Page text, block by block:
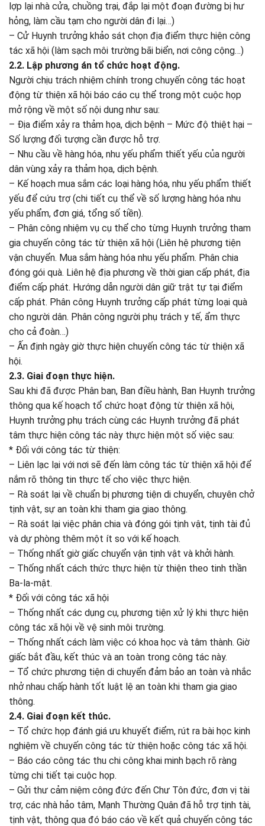
lợp lại nhà cửa, chuồng trại, đắp lại một đoạn đường bị hư
hỏng, làm cầu tạm cho người dân đi lại…)
– Cử Huynh trưởng khảo sát chọn địa điểm thực hiện công
tác xã hội (làm sạch môi trường bãi biển, nơi công cộng…)
2.2. Lập phương án tổ chức hoạt động.
Người chịu trách nhiệm chính trong chuyến công tác hoạt
động từ thiện xã hội báo cáo cụ thể trong một cuộc họp
mở rộng về một số nội dung như sau:
– Địa điểm xảy ra thảm họa, dịch bệnh – Mức độ thiệt hại –
Số lượng đối tượng cần được hỗ trợ.
– Nhu cầu về hàng hóa, nhu yếu phẩm thiết yếu của người
dân vùng xảy ra thảm họa, dịch bệnh.
– Kế hoạch mua sắm các loại hàng hóa, nhu yếu phẩm thiết
yếu để cứu trợ (chi tiết cụ thể về số lượng hàng hóa nhu
yếu phẩm, đơn giá, tổng số tiền).
– Phân công nhiệm vụ cụ thể cho từng Huynh trưởng tham
gia chuyến công tác từ thiện xã hội (Liên hệ phương tiện
vận chuyển. Mua sắm hàng hóa nhu yếu phẩm. Phân chia
đóng gói quà. Liên hệ địa phương về thời gian cấp phát, địa
điểm cấp phát. Hướng dẫn người dân giữ trật tự tại điểm
cấp phát. Phân công Huynh trưởng cấp phát từng loại quà
cho người dân. Phân công người phụ trách y tế, ẩm thực
cho cả đoàn…)
– Ấn định ngày giờ thực hiện chuyến công tác từ thiện xã
hội.
2.3. Giai đoạn thực hiện.
Sau khi đã được Phân ban, Ban điều hành, Ban Huynh trưởng
thông qua kế hoạch tổ chức hoạt động từ thiện xã hội,
Huynh trưởng phụ trách cùng các Huynh trưởng đã phát
tâm thực hiện công tác này thực hiện một số việc sau:
* Đối với công tác từ thiện:
– Liên lạc lại với nơi sẽ đến làm công tác từ thiện xã hội để
nắm rõ thông tin thực tế cho việc thực hiện.
– Rà soát lại về chuẩn bị phương tiện di chuyển, chuyên chở
tịnh vật, sự an toàn khi tham gia giao thông.
– Rà soát lại việc phân chia và đóng gói tịnh vật, tịnh tài đủ
và dự phòng thêm một ít so với kế hoạch.
– Thống nhất giờ giấc chuyển vận tịnh vật và khởi hành.
– Thống nhất cách thức thực hiện từ thiện theo tinh thần
Ba-la-mật.
* Đối với công tác xã hội
– Thống nhất các dụng cụ, phương tiện xử lý khi thực hiện
công tác xã hội về vệ sinh môi trường.
– Thống nhất cách làm việc có khoa học và tâm thành. Giờ
giấc bắt đầu, kết thúc và an toàn trong công tác này.
– Tổ chức phương tiện di chuyển đảm bảo an toàn và nhắc
nhở nhau chấp hành tốt luật lệ an toàn khi tham gia giao
thông.
2.4. Giai đoạn kết thúc.
– Tổ chức họp đánh giá ưu khuyết điểm, rút ra bài học kinh
nghiệm về chuyến công tác từ thiện hoặc công tác xã hội.
– Báo cáo công tác thu chi công khai minh bạch rõ ràng
từng chi tiết tại cuộc họp.
– Gửi thư cảm niệm công đức đến Chư Tôn đức, đơn vị tài
trợ, các nhà hảo tâm, Mạnh Thường Quân đã hỗ trợ tịnh tài,
tịnh vật, thông qua đó báo cáo về kết quả chuyến công tác